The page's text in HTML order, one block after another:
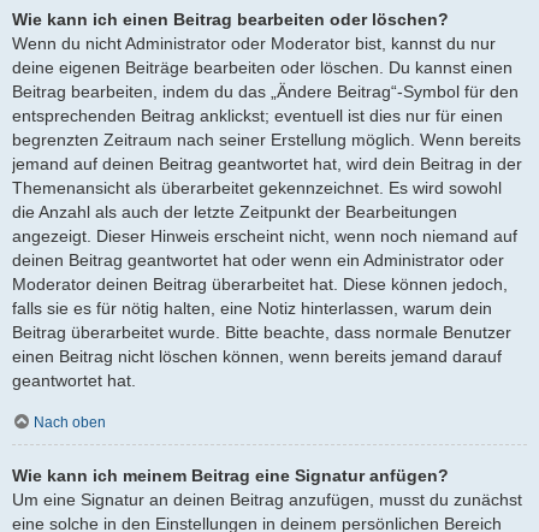
Wie kann ich einen Beitrag bearbeiten oder löschen?
Wenn du nicht Administrator oder Moderator bist, kannst du nur
deine eigenen Beiträge bearbeiten oder löschen. Du kannst einen
Beitrag bearbeiten, indem du das „Ändere Beitrag“-Symbol für den
entsprechenden Beitrag anklickst; eventuell ist dies nur für einen
begrenzten Zeitraum nach seiner Erstellung möglich. Wenn bereits
jemand auf deinen Beitrag geantwortet hat, wird dein Beitrag in der
Themenansicht als überarbeitet gekennzeichnet. Es wird sowohl
die Anzahl als auch der letzte Zeitpunkt der Bearbeitungen
angezeigt. Dieser Hinweis erscheint nicht, wenn noch niemand auf
deinen Beitrag geantwortet hat oder wenn ein Administrator oder
Moderator deinen Beitrag überarbeitet hat. Diese können jedoch,
falls sie es für nötig halten, eine Notiz hinterlassen, warum dein
Beitrag überarbeitet wurde. Bitte beachte, dass normale Benutzer
einen Beitrag nicht löschen können, wenn bereits jemand darauf
geantwortet hat.
Nach oben
Wie kann ich meinem Beitrag eine Signatur anfügen?
Um eine Signatur an deinen Beitrag anzufügen, musst du zunächst
eine solche in den Einstellungen in deinem persönlichen Bereich